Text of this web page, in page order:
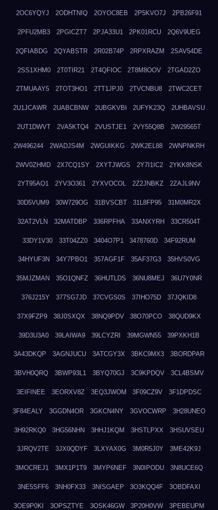
2OC6YQYJ 2ODHTNIQ 2OYOC8EB 2P5KVO7J 2PB26F91
2PFU2MB3 2PGICZT7 2PJA33U1 2PK01RCU 2Q6V9UEG
2QFIABDG 2QYABSTR 2R02B74P 2RPXRAZM 2SAV54DE
2SS1XHM0 2T0TIR21 2T4QFIOC 2T8M8OOV 2TGAD2ZO
2TMUAAY5 2TOT3HO1 2TT1JPJ0 2TVCNBU8 2TWC2CET
2U1JCAWR 2UABCBNW 2UBGKVBI 2UFYK23Q 2UHBAVSU
2UT1DWVT 2VA5KTQ4 2VUSTJE1 2VY55Q8B 2W29565T
2W496244 2WADJS4M 2WGUIKKG 2WK2EL88 2WNPNKRH
2WV0ZHMD 2X7CQ1SY 2XYTJWGS 2Y7I1IC2 2YKK8NSK
2YT95AO1 2YV3O361 2YXVOCOL 2Z2JNBKZ 2ZAJL9NV
30D5VUM9 30W729OG 31BVSCBT 31L8FP95 31M0MR2X
32AT2VLN 32MATDBP 336RPFHA 33ANXYRH 33CR504T
33DY1V30 33T04ZZ0 3404O7P1 3478760D 34F92RUM
34HYUF3N 34Y7PBO1 357AGF1F 35AF37G3 35HVS0VG
35MJZMAN 35O1QNFZ 36HUTLDS 36NU8MEJ 36U7Y0NR
376J215Y 377SG7JD 37CVGS0S 37IHO75D 37JQKID8
37X9FZP9 38J0SXQX 38NQ9PDV 38O70PCO 38QUD9KX
39D3U3A0 39LAIWA9 39LCYZRI 39MGWN55 39PXKH1B
3A43DKQP 3AGNJUCU 3ATCGY3X 3BKC9MX3 3BORDPAR
3BVH0QRQ 3BWP93L1 3BYQ70GJ 3C9KPDQV 3CL4BSMV
3EIFINEE 3EORXV8Z 3EQ3JWOM 3F09CZ9V 3F1DPDSC
3F84EALY 3GGDN4OR 3GKCN4NY 3GVOCWRP 3H28UNEO
3H92RKQ0 3HG56NHN 3HHJ1KQM 3HSTLPXX 3HSUVSEU
3JRQV2TE 3JX0QDYF 3LXYAX0G 3M0R5J0Y 3ME42K9J
3MOCREJ1 3MX1P1T9 3MYP6NEF 3N0IPODU 3N8UCE6Q
3NE5SFF6 3NH0FX33 3NISGAEP 3O3KQQ4F 3OBDFAXI
3OE9P0KI 3OPSZTYE 3OSK46GW 3P20H0VW 3PEBEUPM